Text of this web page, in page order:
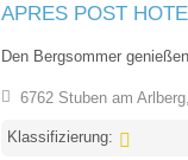
APRES POST
Den Bergsommer genießen
6762 Stuben am
Klassifizierung: